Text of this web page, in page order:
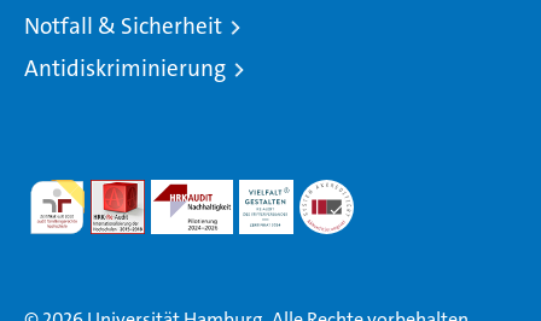
Notfall & Sicherheit
Antidiskriminierung